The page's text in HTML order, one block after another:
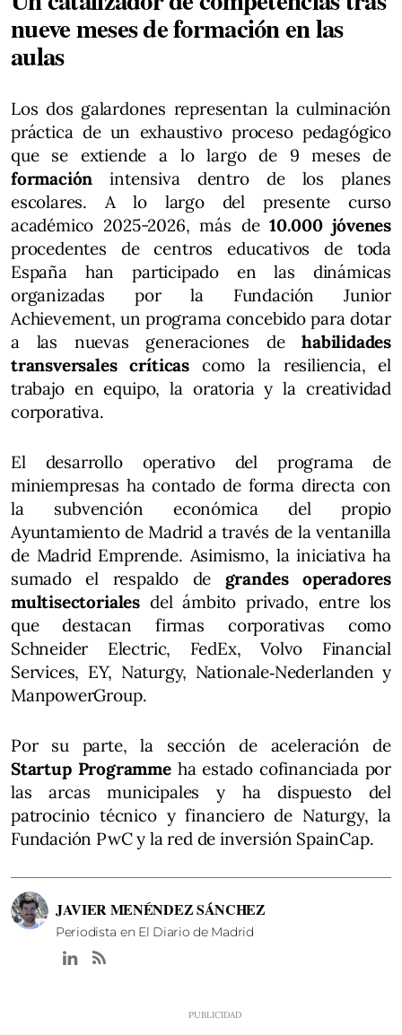
nueve meses de formación en las
aulas
Los dos galardones representan la culminación
práctica de un exhaustivo proceso pedagógico
que se extiende a lo largo de 9 meses de
formación intensiva dentro de los planes
escolares. A lo largo del presente curso
académico 2025-2026, más de10.000 jóvenes
procedentes de centros educativos de toda
España han participado en las dinámicas
organizadas por la Fundación Junior
Achievement, un programa concebido para dotar
a las nuevas generaciones dehabilidades
transversales críticascomo la resiliencia, el
trabajo en equipo, la oratoria y la creatividad
corporativa.
El desarrollo operativo del programa de
miniempresas ha contado de forma directa con
la subvención económica del propio
Ayuntamiento de Madrid a través de la ventanilla
de Madrid Emprende. Asimismo, la iniciativa ha
sumado el respaldo de grandes operadores
multisectorialesdel ámbito privado, entre los
que destacan firmas corporativas como
Schneider Electric, FedEx, Volvo Financial
Services, EY, Naturgy, Nationale‑Nederlanden y
ManpowerGroup.
Por su parte, la sección de aceleración de
Startup Programme ha estado cofinanciada por
las arcas municipales y ha dispuesto del
patrocinio técnico y financiero de Naturgy, la
Fundación PwC y la red de inversión SpainCap.
JAVIER MENÉNDEZ SÁNCHEZ
Periodista en El Diario de Madrid